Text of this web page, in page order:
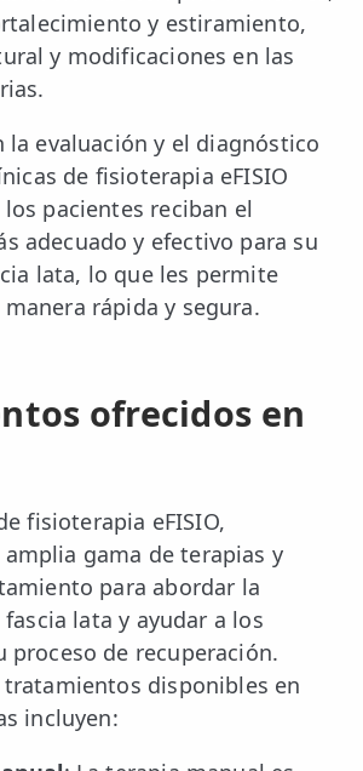
y estiramiento,
y modificaciones en las
la evaluación y el diagnóstico
de fisioterapia eFISIO
pacientes reciban el
adecuado y efectivo para su
lata, lo que les permite
rápida y segura.
ofrecidos en
fisioterapia eFISIO,
gama de terapias y
para abordar la
lata y ayudar a los
proceso de recuperación.
disponibles en
incluyen: